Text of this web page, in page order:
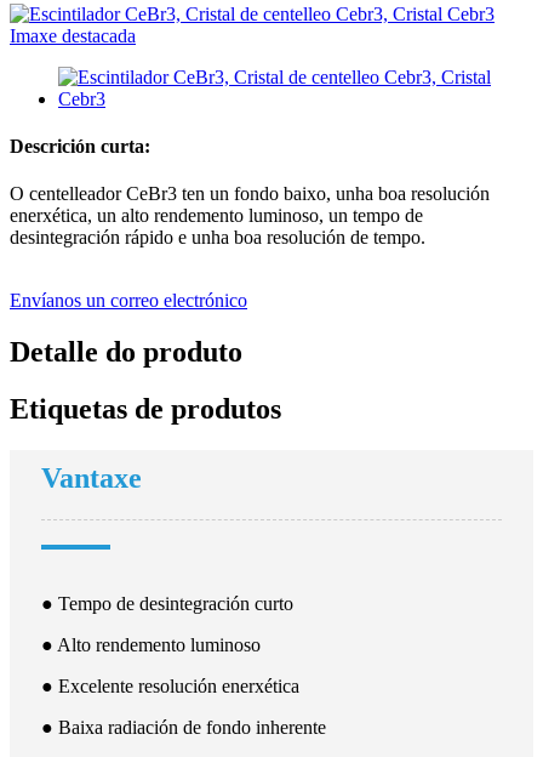
Descrición curta:
O centelleador CeBr3 ten un fondo baixo, unha boa resolución
enerxética, un alto rendemento luminoso, un tempo de
desintegración rápido e unha boa resolución de tempo.
Envíanos un correo electrónico
Detalle do produto
Etiquetas de produtos
Vantaxe
● Tempo de desintegración curto
● Alto rendemento luminoso
● Excelente resolución enerxética
● Baixa radiación de fondo inherente